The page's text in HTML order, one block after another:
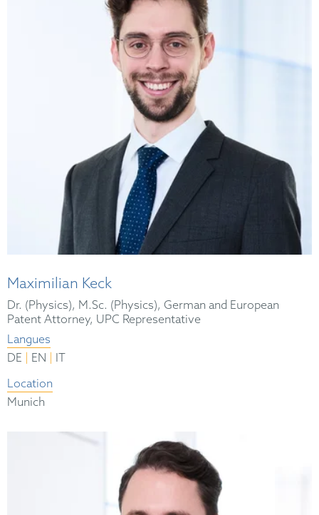
Maximilian Keck
Dr. (Physics), M.Sc. (Physics), German and European
Patent Attorney, UPC Representative
Langues
DE
EN
IT
Location
Munich